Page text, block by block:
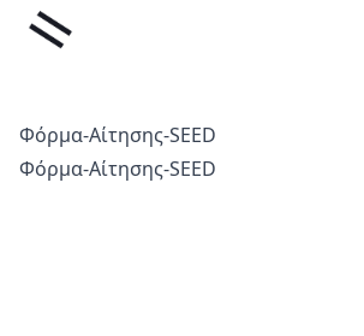
Μετάβαση
Liminal
Φόρμα-Αίτησης-SEED
Φόρμα-Αίτησης-SEED